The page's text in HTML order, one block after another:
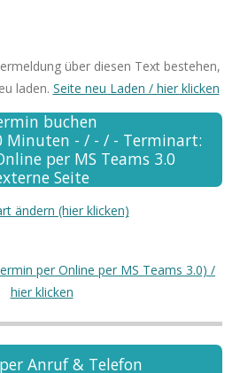
über diesen Text bestehen,
laden. Seite neu Laden / hier klicken
buchen
Minuten - / - / - Terminart:
per MS Teams 3.0
Seite
ändern (hier klicken)
per Online per MS Teams 3.0) /
hier klicken
Anruf & Telefon